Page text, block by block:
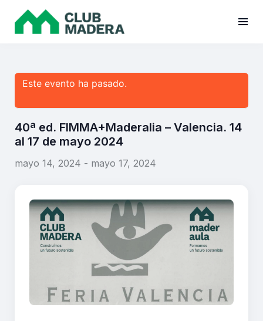
Este evento ha pasado.
40ª ed. FIMMA+Maderalia – Valencia. 14
al 17 de mayo 2024
mayo 14, 2024 - mayo 17, 2024